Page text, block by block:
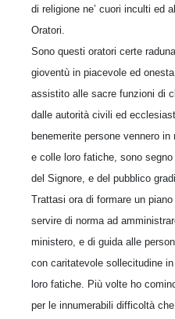
di religione ne’ cuori inculti ed
Oratori.
Sono questi oratori certe
gioventù in piacevole ed
assistito alle sacre funzioni di
dalle autorità civili ed
benemerite persone vennero
e colle loro fatiche, sono
del Signore, e del pubblico
Trattasi ora di formare un
servire di norma ad
ministero, e di guida alle
con caritatevole sollecitudine
loro fatiche. Più volte ho
per le innumerabili difficoltà